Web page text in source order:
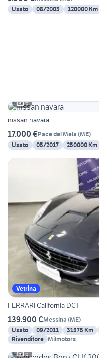
Usato
08/2003 120000 Km
6
nissan navara
17.000 €Pace del Mela (ME)
Usato
05/2017 250000 Km
Vetrina
FERRARI California DCT
139.900 €Messina (ME)
Usato
09/2011 31575 Km
Rivenditore Milmotors
6